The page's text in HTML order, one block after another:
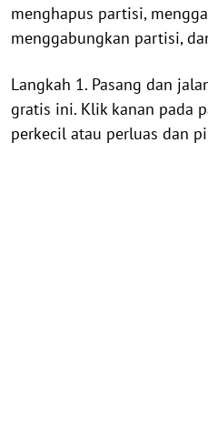
menghapus partisi,
menggabungkan partisi,
Langkah 1. Pasang dan
gratis ini. Klik kanan pada
perkecil atau perluas dan